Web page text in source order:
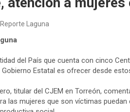
Reporte Laguna
del País que cuenta con cinco
Gobierno Estatal es ofrecer desde
titular del CJEM en Torreón,
las mujeres que son víctimas